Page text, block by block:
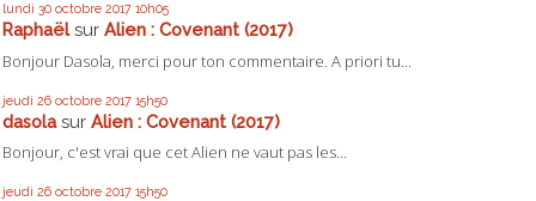
lundi 30 octobre 2017 10h05
Raphaëlsur Alien : Covenant (2017)
Bonjour Dasola, merci pour ton commentaire. A priori tu...
jeudi 26 octobre 2017 15h50
dasolasur Alien : Covenant (2017)
Bonjour, c'est vrai que cet Alien ne vaut pas les...
jeudi 26 octobre 2017 15h50